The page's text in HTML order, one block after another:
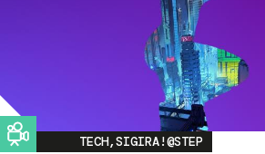
Image
TECH,SIGIRA!@STEP